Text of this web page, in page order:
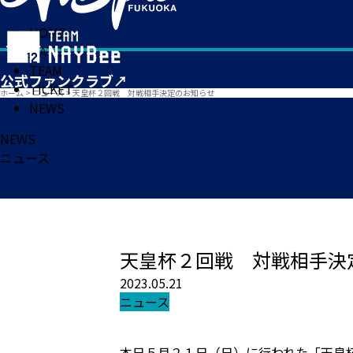
HOME
MATCH
TEAM
TICKET
NEWS
ホーム > ニュース> 天皇杯２回戦 対戦相手決定のお知らせ
NEWS
ニュース
天皇杯２回戦 対戦相手決
2023.05.21
ニュース